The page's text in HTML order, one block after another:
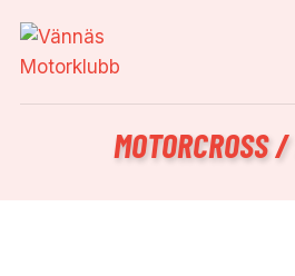
MOTORCROSS